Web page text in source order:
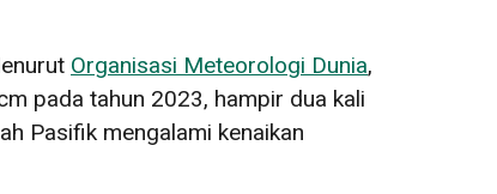
Organisasi Meteorologi Dunia,
pada tahun 2023, hampir dua kali
Pasifik mengalami kenaikan